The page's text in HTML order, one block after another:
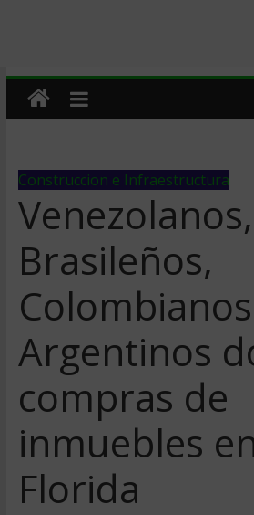
Construccion e Infraestructura
Venezolanos,
Brasileños,
Argentinos
compras de
inmuebles
Florida